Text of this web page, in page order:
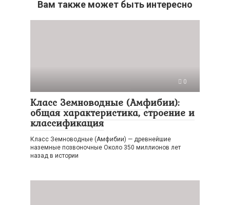
Вам также может быть интересно
0
Класс Земноводные (Амфибии):
общая характеристика, строение и
классификация
Класс Земноводные (Амфибии) — древнейшие
наземные позвоночные Около 350 миллионов лет
назад в истории